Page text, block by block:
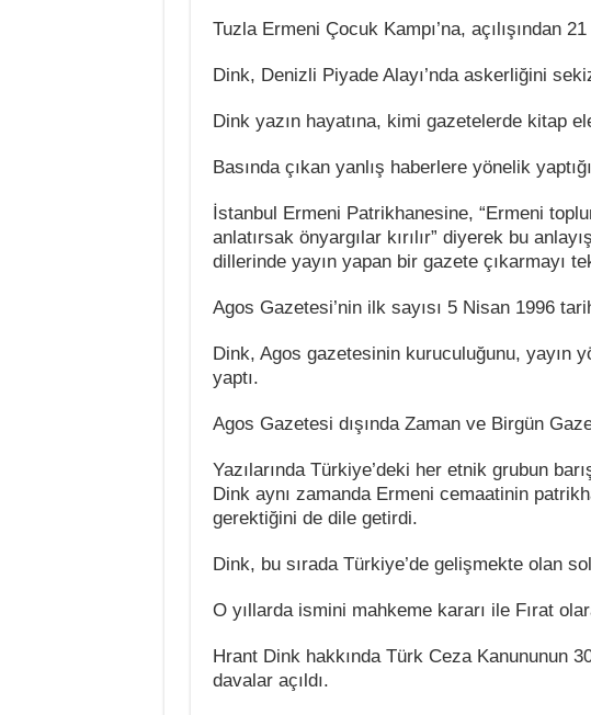
Tuzla Ermeni Çocuk Kampı’na, açılışından
Dink, Denizli Piyade Alayı’nda askerliğini
Dink yazın hayatına, kimi gazetelerde kitap
Basında çıkan yanlış haberlere yönelik
İstanbul Ermeni Patrikhanesine, “Ermeni
anlatırsak önyargılar kırılır” diyerek bu
dillerinde yayın yapan bir gazete çıkarmayı
Agos Gazetesi’nin ilk sayısı 5 Nisan 1996
Dink, Agos gazetesinin kuruculuğunu, yayın
yaptı.
Agos Gazetesi dışında Zaman ve Birgün
Yazılarında Türkiye’deki her etnik grubun
Dink aynı zamanda Ermeni cemaatinin
gerektiğini de dile getirdi.
Dink, bu sırada Türkiye’de gelişmekte olan
O yıllarda ismini mahkeme kararı ile Fırat
Hrant Dink hakkında Türk Ceza Kanununun
davalar açıldı.